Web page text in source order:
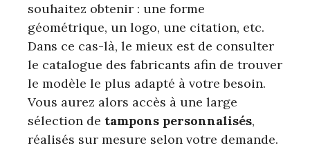
souhaitez obtenir : une forme
géométrique, un logo, une citation, etc.
Dans ce cas-là, le mieux est de consulter
le catalogue des fabricants afin de trouver
le modèle le plus adapté à votre besoin.
Vous aurez alors accès à une large
sélection de tampons personnalisés,
réalisés sur mesure selon votre demande.